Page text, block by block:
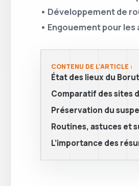
• Développement de
• Engouement pour
CONTENU DE L'ARTICLE :
État des lieux du
Comparatif des sites
Préservation du
Routines, astuces et
L’importance des